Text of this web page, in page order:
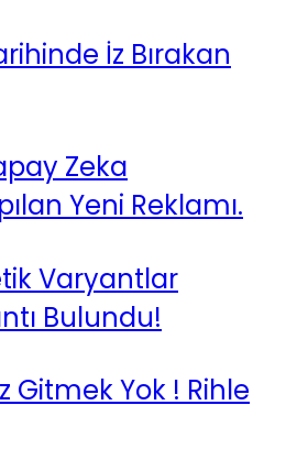
İz Bırakan
Zeka
Yeni Reklamı.
Varyantlar
Bulundu!
Gitmek Yok ! Rihle